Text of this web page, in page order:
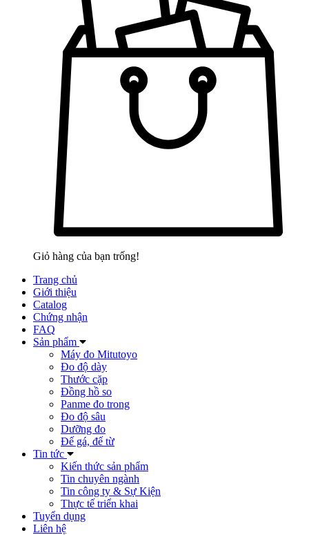
Giỏ hàng của bạn trống!
Trang chủ
Giới thiệu
Catalog
Chứng nhận
FAQ
Sản phẩm
Máy đo Mitutoyo
Đo độ dày
Thước cặp
Đồng hồ so
Panme đo trong
Đo độ sâu
Dưỡng đo
Đế gá, đế từ
Tin tức
Kiến thức sản phẩm
Tin chuyên ngành
Tin công ty & Sự Kiện
Thực tế triển khai
Tuyển dụng
Liên hệ